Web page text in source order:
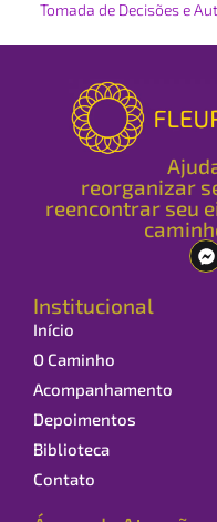
Tomada de Decisões e
reorganizar
reencontrar seu
Institucional
Início
O Caminho
Acompanhamento
Depoimentos
Biblioteca
Contato